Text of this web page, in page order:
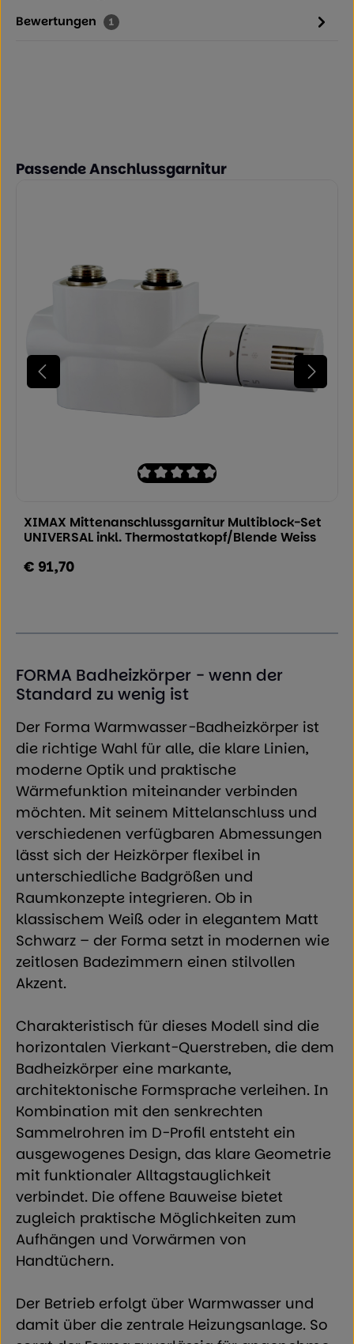
Bewertungen 1
Produktgalerie überspringen
Passende Anschlussgarnitur
XIMAX Mittenanschlussgarnitur Multiblock-Set
UNIVERSAL inkl. Thermostatkopf/Blende Weiss
Regulärer Preis:
€ 91,70
FORMA Badheizkörper - wenn der
Standard zu wenig ist
Der Forma Warmwasser-Badheizkörper ist
die richtige Wahl für alle, die klare Linien,
moderne Optik und praktische
Wärmefunktion miteinander verbinden
möchten. Mit seinem Mittelanschluss und
verschiedenen verfügbaren Abmessungen
lässt sich der Heizkörper flexibel in
unterschiedliche Badgrößen und
Raumkonzepte integrieren. Ob in
klassischem Weiß oder in elegantem Matt
Schwarz – der Forma setzt in modernen wie
zeitlosen Badezimmern einen stilvollen
Akzent.
Charakteristisch für dieses Modell sind die
horizontalen Vierkant-Querstreben, die dem
Badheizkörper eine markante,
architektonische Formsprache verleihen. In
Kombination mit den senkrechten
Sammelrohren im D-Profil entsteht ein
ausgewogenes Design, das klare Geometrie
mit funktionaler Alltagstauglichkeit
verbindet. Die offene Bauweise bietet
zugleich praktische Möglichkeiten zum
Aufhängen und Vorwärmen von
Handtüchern.
Der Betrieb erfolgt über Warmwasser und
damit über die zentrale Heizungsanlage. So